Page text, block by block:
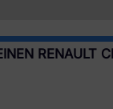
RENAULT